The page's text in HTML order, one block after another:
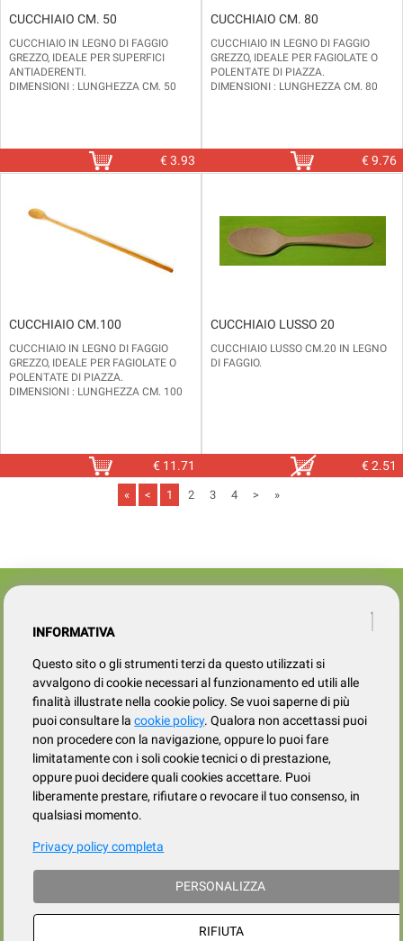
CUCCHIAIO CM. 50
CUCCHIAIO IN LEGNO DI FAGGIO
GREZZO, IDEALE PER SUPERFICI
ANTIADERENTI.
DIMENSIONI : LUNGHEZZA CM. 50
€3.93
CUCCHIAIO CM. 80
CUCCHIAIO IN LEGNO DI FAGGIO
GREZZO, IDEALE PER FAGIOLATE O
POLENTATE DI PIAZZA.
DIMENSIONI : LUNGHEZZA CM. 80
€9.76
CUCCHIAIO CM.100
CUCCHIAIO IN LEGNO DI FAGGIO
GREZZO, IDEALE PER FAGIOLATE O
POLENTATE DI PIAZZA.
DIMENSIONI : LUNGHEZZA CM. 100
€ 11.71
CUCCHIAIO LUSSO 20
CUCCHIAIO LUSSO CM.20 IN LEGNO
DI FAGGIO.
€2.51
« < 1 2 3 4 > »
Registrati
Il mio account
Condizioni di vendita
Privacy
Cookies policy
Frazione Fila, 106/c, Loc. Trivero, 13835 Valdilana (BI) | tel. 015.737.634
e Vercelli: 02339730026
iscritta al REA presso la CCIAA di Biella al numero BI 186883, Capitale
INFORMATIVA
Questo sito o gli strumenti terzi da questo utilizzati si
avvalgono di cookie necessari al funzionamento ed utili alle
finalità illustrate nella cookie policy. Se vuoi saperne di più
puoi consultare lacookie policy. Qualora non accettassi puoi
non procedere con la navigazione, oppure lo puoi fare
limitatamente con i soli cookie tecnici o di prestazione,
oppure puoi decidere quali cookies accettare. Puoi
liberamente prestare, rifiutare o revocare il tuo consenso, in
qualsiasi momento.
Privacy policy completa
PERSONALIZZA
RIFIUTA